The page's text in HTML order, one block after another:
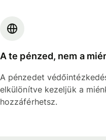
A te pénzed, nem a
A pénzedet
elkülönítve kezeljük a
hozzáférhetsz.